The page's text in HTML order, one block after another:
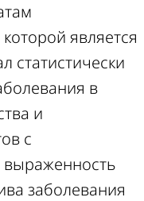
является
статистически
в
и
с
выраженность
заболевания